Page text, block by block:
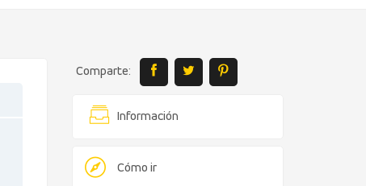
Comparte:
Información
Cómo ir